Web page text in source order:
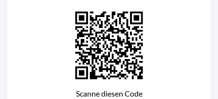
Scanne diesen Code